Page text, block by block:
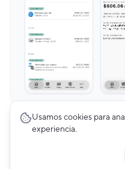
Usamos cookies para
experiencia.